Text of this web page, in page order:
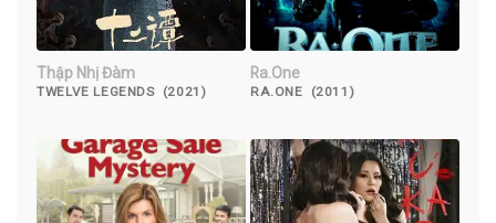
Thập Nhị Đàm
TWELVE LEGENDS (2021)
Ra.One
RA.ONE (2011)